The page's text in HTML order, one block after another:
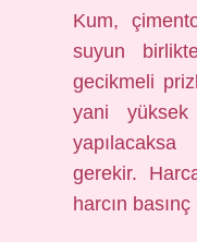
Kum,
suyun
gecikmeli
yani
gerekir.
harcın